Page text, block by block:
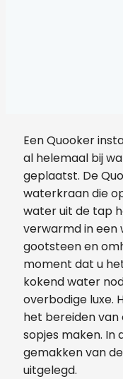
Een Quooker
al helemaal bij
geplaatst. De
waterkraan die
water uit de tap
verwarmd in een
gootsteen en
moment dat u
kokend water
overbodige luxe.
het bereiden
sopjes maken. In
gemakken van
uitgelegd.